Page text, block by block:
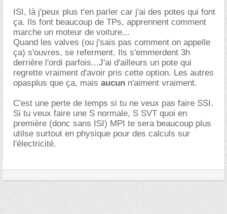
ISI, là j'peux plus t'en parler car j'ai des potes qui font
ça. Ils font beaucoup de TPs, apprennent comment
marche un moteur de voiture...
Quand les valves (ou j'sais pas comment on appelle
ça) s'ouvres, se referment. Ils s'emmerdent 3h
derrière l'ordi parfois...J'ai d'ailleurs un pote qui
regrette vraiment d'avoir pris cette option. Les autres
opasplus que ça, mais aucun n'aiment vraiment.
C'est une perte de temps si tu ne veux pas faire SSI.
Si tu veux faire une S normale, S SVT quoi en
première (donc sans ISI) MPI te sera beaucoup plus
utilse surtout en physique pour des calculs sur
l'électricité.